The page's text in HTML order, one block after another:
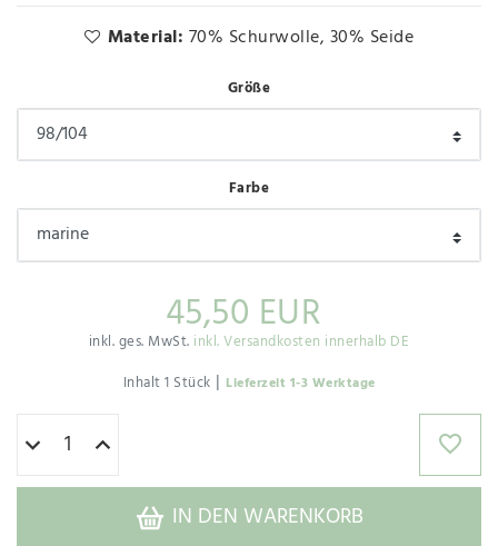
Material: 70% Schurwolle, 30% Seide
Größe
Farbe
45,50 EUR
inkl. ges. MwSt. inkl. Versandkosten innerhalb DE
Inhalt1 Stück | Lieferzeit 1-3 Werktage
IN DEN WARENKORB